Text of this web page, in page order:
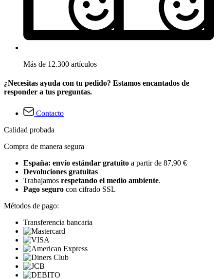
Más de 12.300 artículos
¿Necesitas ayuda con tu pedido? Estamos encantados de
responder a tus preguntas.
Contacto
Calidad probada
Compra de manera segura
España: envío estándar gratuito a partir de 87,90 €
Devoluciones gratuitas
Trabajamos respetando el medio ambiente.
Pago seguro con cifrado SSL
Métodos de pago:
Transferencia bancaria